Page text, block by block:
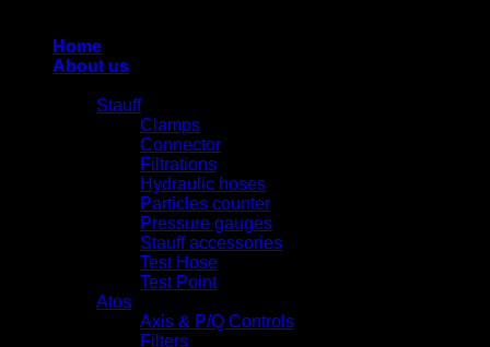
Home
About us
Stauff
Clamps
Connector
Filtrations
Hydraulic hoses
Particles counter
Pressure gauges
Stauff accessories
Test Hose
Test Point
Atos
Axis & P/Q Controls
Filters